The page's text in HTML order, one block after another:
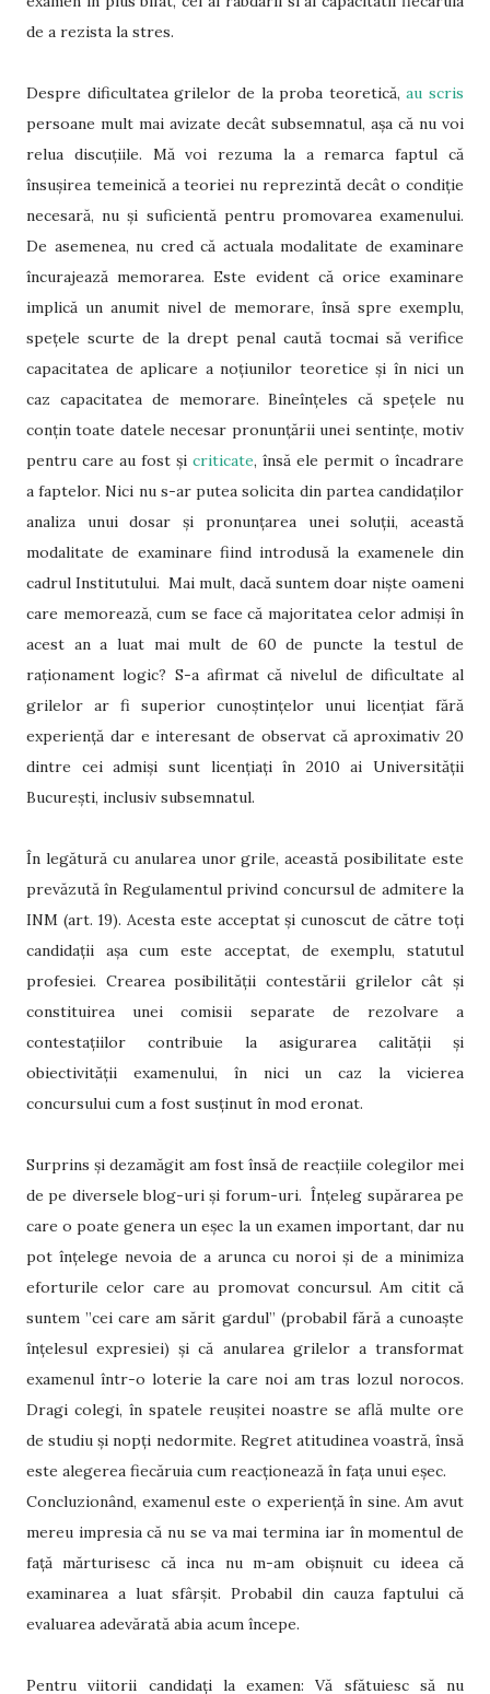
de a rezista la stres.
Despre dificultatea grilelor de la proba teoretică,au scris
persoane mult mai avizate decât subsemnatul, așa că nu voi
relua discuțiile. Mă voi rezuma la a remarca faptul că
însușirea temeinică a teoriei nu reprezintă decât o condiție
necesară, nu și suficientă pentru promovarea examenului.
De asemenea, nu cred că actuala modalitate de examinare
încurajează memorarea. Este evident că orice examinare
implică un anumit nivel de memorare, însă spre exemplu,
spețele scurte de la drept penal caută tocmai să verifice
capacitatea de aplicare a noțiunilor teoretice și în nici un
caz capacitatea de memorare. Bineînțeles că spețele nu
conțin toate datele necesar pronunțării unei sentințe, motiv
pentru care au fost și criticate, însă ele permit o încadrare
a faptelor. Nici nu s-ar putea solicita din partea candidaților
analiza unui dosar și pronunțarea unei soluții, această
modalitate de examinare fiind introdusă la examenele din
cadrul Institutului. Mai mult, dacă suntem doar niște oameni
care memorează, cum se face că majoritatea celor admiși în
acest an a luat mai mult de 60 de puncte la testul de
raționament logic? S-a afirmat că nivelul de dificultate al
grilelor ar fi superior cunoștințelor unui licențiat fără
experiență dar e interesant de observat că aproximativ 20
dintre cei admiși sunt licențiați în 2010 ai Universității
București, inclusiv subsemnatul.
În legătură cu anularea unor grile, această posibilitate este
prevăzută în Regulamentul privind concursul de admitere la
INM (art. 19). Acesta este acceptat și cunoscut de către toți
candidații așa cum este acceptat, de exemplu, statutul
profesiei. Crearea posibilității contestării grilelor cât și
constituirea unei comisii separate de rezolvare a
contestațiilor contribuie la asigurarea calității și
obiectivității examenului, în nici un caz la vicierea
concursului cum a fost susținut în mod eronat.
Surprins și dezamăgit am fost însă de reacțiile colegilor mei
de pe diversele blog-uri și forum-uri. Înțeleg supărarea pe
care o poate genera un eșec la un examen important, dar nu
pot înțelege nevoia de a arunca cu noroi și de a minimiza
eforturile celor care au promovat concursul. Am citit că
suntem ”cei care am sărit gardul” (probabil fără a cunoaște
înțelesul expresiei) și că anularea grilelor a transformat
examenul într-o loterie la care noi am tras lozul norocos.
Dragi colegi, în spatele reușitei noastre se află multe ore
de studiu și nopți nedormite. Regret atitudinea voastră, însă
este alegerea fiecăruia cum reacționează în fața unui eșec.
Concluzionând, examenul este o experiență în sine. Am avut
mereu impresia că nu se va mai termina iar în momentul de
față mărturisesc că inca nu m-am obișnuit cu ideea că
examinarea a luat sfârșit. Probabil din cauza faptului că
evaluarea adevărată abia acum începe.
Pentru viitorii candidați la examen: Vă sfătuiesc să nu